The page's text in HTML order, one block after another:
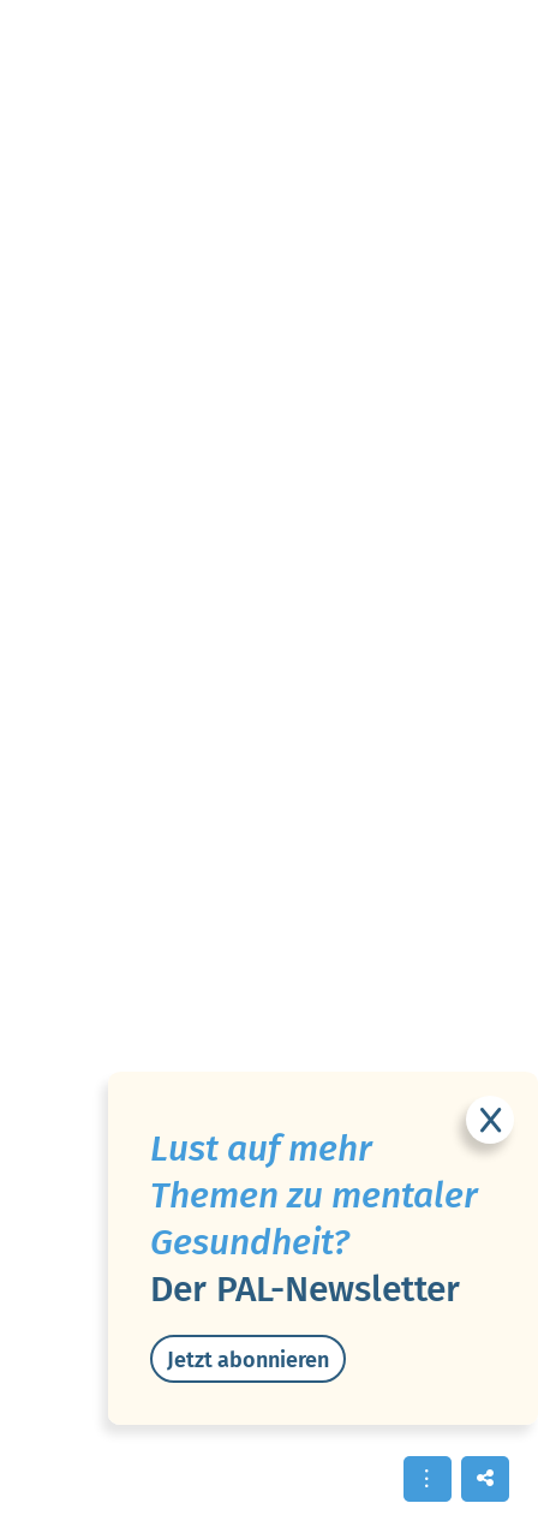
Lust auf mehr
Themen zu mentaler
Gesundheit?
Der PAL-Newsletter
Jetzt abonnieren